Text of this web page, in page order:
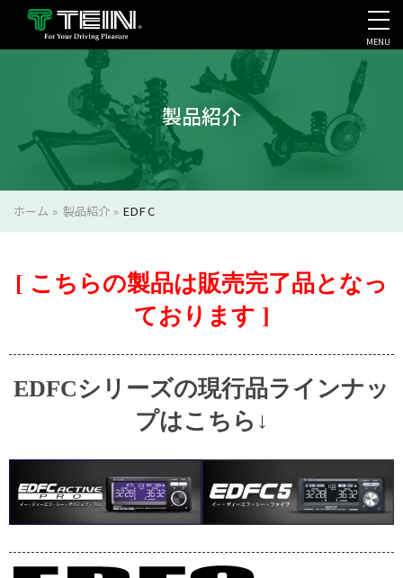
会社案内・採用・IR
MENU
製品紹介
ホーム » 製品紹介»EDFC
[ こちらの製品は販売完了品となっ
ております ]
EDFCシリーズの現行品ラインナッ
プはこちら↓